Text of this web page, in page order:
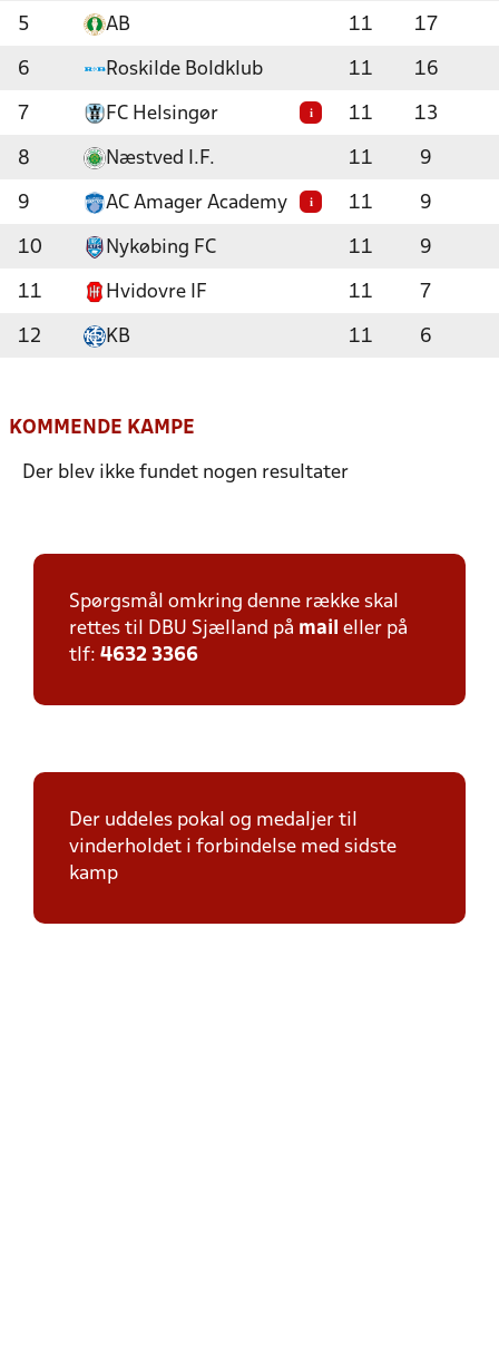
5 AB 11 17
6 Roskilde Boldklub 11 16
7 FC Helsingør i 11 13
8 Næstved I.F. 11 9
9 AC Amager Academy i 11 9
10 Nykøbing FC 11 9
11 Hvidovre IF 11 7
12 KB 11 6
KOMMENDE KAMPE
Der blev ikke fundet nogen resultater
Spørgsmål omkring denne række skal
rettes til DBU Sjælland på mail eller på
tlf: 4632 3366
Der uddeles pokal og medaljer til
vinderholdet i forbindelse med sidste
kamp